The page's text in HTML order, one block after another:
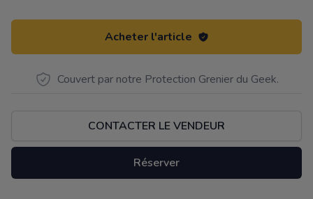
Acheter l'article
Couvert par notre Protection Grenier du Geek.
CONTACTER LE VENDEUR
Réserver